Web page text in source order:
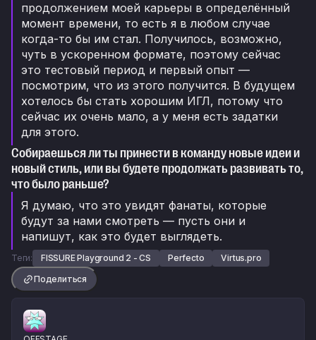
продолжением моей карьеры в определённый
момент времени, то есть я в любом случае
когда-то бы им стал. Получилось, возможно,
чуть в ускоренном формате, поэтому сейчас
это тестовый период и первый опыт —
посмотрим, что из этого получится. В будущем
хотелось бы стать хорошим ИГЛ, потому что
сейчас их очень мало, а у меня есть задатки
для этого.
Собираешься ли ты принести в команду новые идеи и
новый стиль, или вы будете продолжать развивать то,
что было раньше?
Я думаю, что это увидят фанаты, которые
будут за нами смотреть — пусть они и
напишут, как это будет выглядеть.
Теги: FISSURE Playground 2 - CS Perfecto
Virtus.pro
Поделиться